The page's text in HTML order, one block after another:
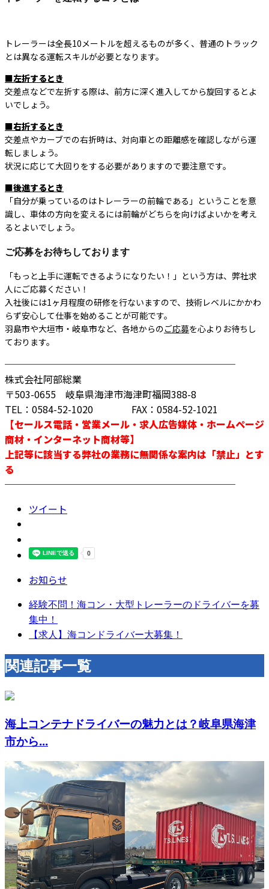
トレーラーは全長10メートルを超えるものが多く、普通のトラック
とは異なる運転スキルが必要となります。
■左折するとき
交差点などで左折する際は、前方に深く進入してから旋回するとよ
いでしょう。
■右折するとき
交差点やカーブでの右折時は、対向車との距離感を確認しながら運
転しましょう。
状況に応じて大回りをする必要がありますので要注意です。
■後進するとき
「自分が乗っているのはトレーラーの前輪である」ということを意
識し、車体の方向を変えるには前輪がどちらを向けばよいかを考え
るとよいでしょう。
ご応募をお待ちしております
「もっと上手に運転できるようになりたい！」という方は、弊社求
人にご応募ください！
入社後には1ヶ月程度の研修を行ないますので、技術レベルにかかわ
らず安心して仕事を始めることが可能です。
羽島市や大垣市・岐阜市など、各地からのご応募を心よりお待ちし
ております。
────────────────────────
株式会社阿部総業
〒503-0655 岐阜県海津市海津町福岡388-8
TEL：0584-52-1020 FAX：0584-52-1021
【セールス電話・営業メール・求人広告媒体・ホームページ
商材・インターネット商材等】
上記等に該当する弊社の業務に無関係な案内は「禁止」とす
る
────────────────────────
ツイート
お知らせ
経験不問！海コン・大型トレーラーのドライバーを募
集中！
【求人】海コンドライバー大募集！
関連記事一覧
海上コンテナドライバーの魅力とは？岐阜県海津
市から...